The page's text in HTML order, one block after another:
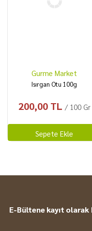
Gurme Market
Isırgan Otu 100g
200,00 TL / 100 Gr
Sepete Ekle
E-Bültene kayıt